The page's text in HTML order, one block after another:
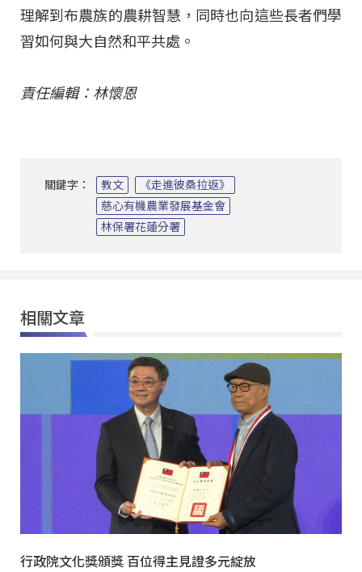
理解到布農族的農耕智慧，同時也向這些長者們學
習如何與大自然和平共處。
責任編輯：林懷恩
關鍵字： 教文
《走進彼桑拉返》
慈心有機農業發展基金會
林保署花蓮分署
相關文章
行政院文化獎頒獎 百位得主見證多元綻放